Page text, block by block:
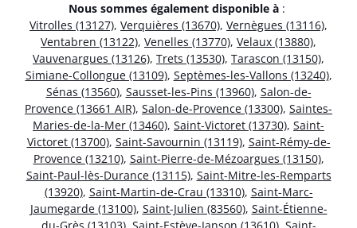
Nous sommes également disponible à :
Vitrolles (13127), Verquières (13670), Vernègues (13116),
Ventabren (13122), Venelles (13770), Velaux (13880),
Vauvenargues (13126), Trets (13530), Tarascon (13150),
Simiane-Collongue (13109), Septèmes-les-Vallons (13240),
Sénas (13560), Sausset-les-Pins (13960), Salon-de-
Provence (13661 AIR), Salon-de-Provence (13300), Saintes-
Maries-de-la-Mer (13460), Saint-Victoret (13730), Saint-
Victoret (13700), Saint-Savournin (13119), Saint-Rémy-de-
Provence (13210), Saint-Pierre-de-Mézoargues (13150),
Saint-Paul-lès-Durance (13115), Saint-Mitre-les-Remparts
(13920), Saint-Martin-de-Crau (13310), Saint-Marc-
Jaumegarde (13100), Saint-Julien (83560), Saint-Étienne-